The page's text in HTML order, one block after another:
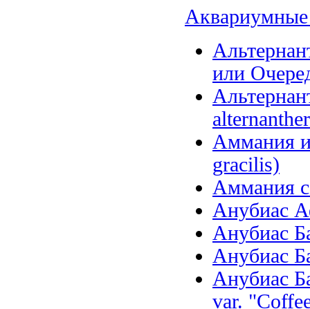
Аквариумные
или
Аммания
gracilis)
Аммания
Анубиас
Анубиас
Анубиас
Анубиас
var.